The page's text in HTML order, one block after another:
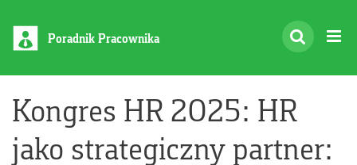
Poradnik Pracownika
Kongres HR 2025: HR
jako strategiczny partner: